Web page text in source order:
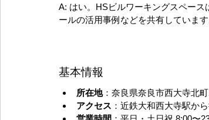
A: はい。HSビルワーキングスペー
ールの活用事例などを共有しています
基本情報
所在地：奈良県奈良市西大寺北
アクセス ：近鉄大和西大寺駅か